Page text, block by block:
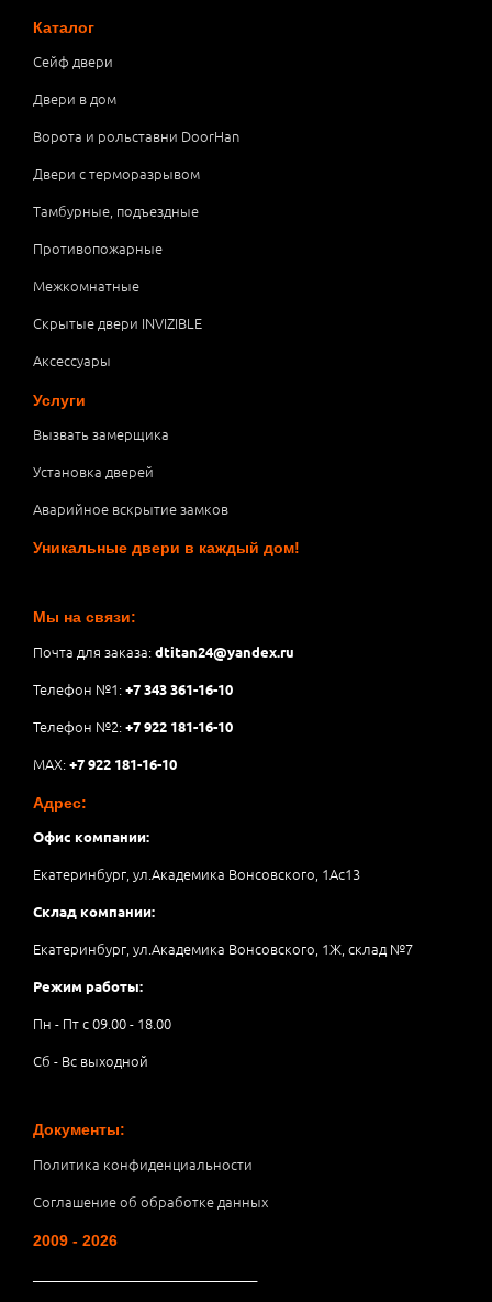
Каталог
Сейф двери
Двери в дом
Ворота и рольставни DoorHan
Двери с терморазрывом
Тамбурные, подъездные
Противопожарные
Межкомнатные
Скрытые двери INVIZIBLE
Аксессуары
Услуги
Вызвать замерщика
Установка дверей
Аварийное вскрытие замков
Уникальные двери в каждый дом!
Мы на связи:
Почта для заказа:dtitan24@yandex.ru
Телефон №1:+7 343 361-16-10
Телефон №2:+7 922 181-16-10
MAX:+7 922 181-16-10
Адрес:
Офис компании:
Екатеринбург, ул.Академика Вонсовского, 1Аc13
Склад компании:
Екатеринбург, ул.Академика Вонсовского, 1Ж, склад №7
Режим работы:
Пн - Пт с 09.00 - 18.00
Сб - Вс выходной
Документы:
Политика конфиденциальности
Соглашение об обработке данных
2009 - 2026